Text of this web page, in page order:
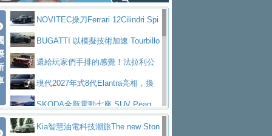
不是對手正宗年鑑2025年全球自動車年鑑1月
下旬問世！2024第六屆ISUZU運轉職人挑戰賽
首度前進南台灣熱烈開戰
豪華電能休旅新星 Audi Q4 Sportba
ck 55 e-tron S lineScania Taiwan 逆風而行，加深力
道投資布局
升
MATIC Electric 登場
奢華與科技大躍進，MAZDA全新3
代CX-5全方位進化提前亮相並展開預售94.9
萬起
馬自達公布 2027 年式 MX-5 更
新，新增 Yakudo 特別版
Skoda Peaq 發表全新電動動力系
統 最長續航逾 640 公里、支援雙向供電
BMW M2 首度導入 xDrive 四驅，
美國與瑞士需求成關鍵推手
The all-new T-Roc 魅力 自成焦點
Maserati GT2 Stradale「Tribute to
NOVITEC操刀Ferrari 12Cilindri Spi
der 碳纖維空力、鍛造輪圈與Inconel排氣
上身
BUGATTI 以模擬技術加速 Tourbillo
n 動態開發還給玩家們手排的感覺！法拉利公
布12Cilidri Manaule手排超跑產品細節
現代2027年式8代Elantra亮相，換
裝更銳利的造型、更先進的資訊娛樂系統及
更高效的動力
SKODA全新電動七座 SUV Peaq
問世，擁有品牌史上最寬敞且豪華的座艙
AUDI推出首款高性能油電超跑Nuvo
Kia智慧油電科技潮旅The new Ston